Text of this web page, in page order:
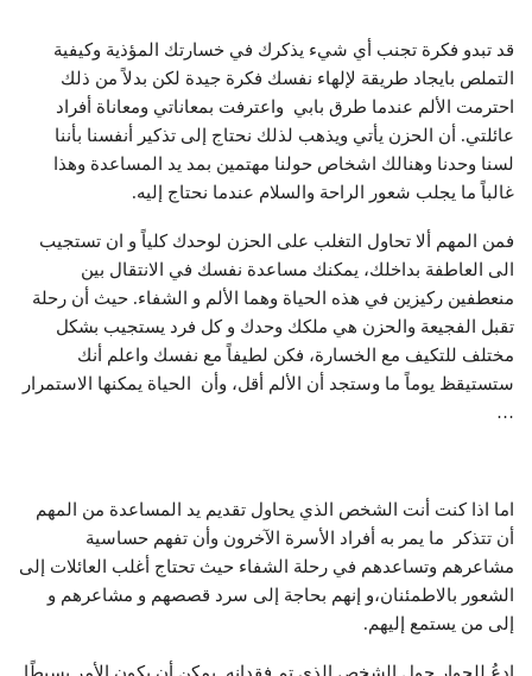
قد تبدو فكرة تجنب أي شيء يذكرك في خسارتك المؤذية وكيفية
التملص بايجاد طريقة لإلهاء نفسك فكرة جيدة لكن بدلاً من ذلك
احترمت الألم عندما طرق بابي واعترفت بمعاناتي ومعاناة أفراد
عائلتي. أن الحزن يأتي ويذهب لذلك نحتاج إلى تذكير أنفسنا بأننا
لسنا وحدنا وهنالك اشخاص حولنا مهتمين بمد يد المساعدة وهذا
غالباً ما يجلب شعور الراحة والسلام عندما نحتاج إليه.
فمن المهم ألا تحاول التغلب على الحزن لوحدك كلياً و ان تستجيب
الى العاطفة بداخلك، يمكنك مساعدة نفسك في الانتقال بين
منعطفين ركيزين في هذه الحياة وهما الألم و الشفاء. حيث أن رحلة
تقبل الفجيعة والحزن هي ملكك وحدك و كل فرد يستجيب بشكل
مختلف للتكيف مع الخسارة، فكن لطيفاً مع نفسك واعلم أنك
ستستيقظ يوماً ما وستجد أن الألم أقل، وأن الحياة يمكنها الاستمرار
…
اما اذا كنت أنت الشخص الذي يحاول تقديم يد المساعدة من المهم
أن تتذكر ما يمر به أفراد الأسرة الآخرون وأن تفهم حساسية
مشاعرهم وتساعدهم في رحلة الشفاء حيث تحتاج أغلب العائلات إلى
الشعور بالاطمئنان،و إنهم بحاجة إلى سرد قصصهم و مشاعرهم و
إلى من يستمع إليهم.